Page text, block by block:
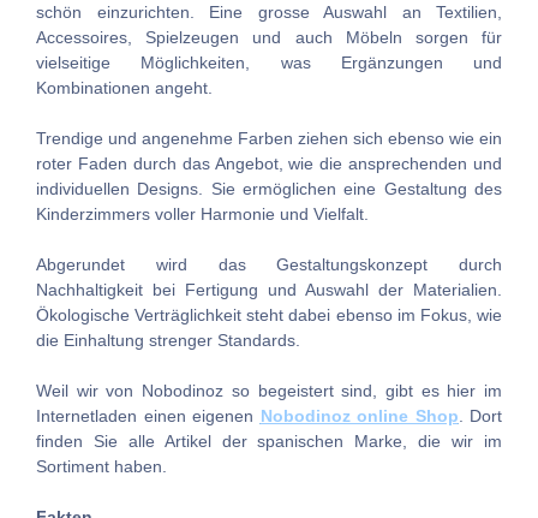
schön einzurichten. Eine grosse Auswahl an Textilien,
Accessoires, Spielzeugen und auch Möbeln sorgen für
vielseitige Möglichkeiten, was Ergänzungen und
Kombinationen angeht.
Trendige und angenehme Farben ziehen sich ebenso wie ein
roter Faden durch das Angebot, wie die ansprechenden und
individuellen Designs. Sie ermöglichen eine Gestaltung des
Kinderzimmers voller Harmonie und Vielfalt.
Abgerundet wird das Gestaltungskonzept durch
Nachhaltigkeit bei Fertigung und Auswahl der Materialien.
Ökologische Verträglichkeit steht dabei ebenso im Fokus, wie
die Einhaltung strenger Standards.
Weil wir von Nobodinoz so begeistert sind, gibt es hier im
Internetladen einen eigenen Nobodinoz online Shop. Dort
finden Sie alle Artikel der spanischen Marke, die wir im
Sortiment haben.